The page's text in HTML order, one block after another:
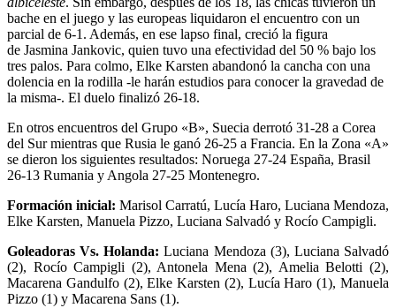
bache en el juego y las europeas liquidaron el encuentro con un
parcial de 6-1. Además, en ese lapso final, creció la figura
de Jasmina Jankovic, quien tuvo una efectividad del 50 % bajo los
tres palos. Para colmo, Elke Karsten abandonó la cancha con una
dolencia en la rodilla -le harán estudios para conocer la gravedad de
la misma-. El duelo finalizó 26-18.
En otros encuentros del Grupo «B», Suecia derrotó 31-28 a Corea
del Sur mientras que Rusia le ganó 26-25 a Francia. En la Zona «A»
se dieron los siguientes resultados: Noruega 27-24 España, Brasil
26-13 Rumania y Angola 27-25 Montenegro.
Formación inicial: Marisol Carratú, Lucía Haro, Luciana Mendoza,
Elke Karsten, Manuela Pizzo, Luciana Salvadó y Rocío Campigli.
Goleadoras Vs. Holanda: Luciana Mendoza (3), Luciana Salvadó
(2), Rocío Campigli (2), Antonela Mena (2), Amelia Belotti (2),
Macarena Gandulfo (2), Elke Karsten (2), Lucía Haro (1), Manuela
Pizzo (1) y Macarena Sans (1).